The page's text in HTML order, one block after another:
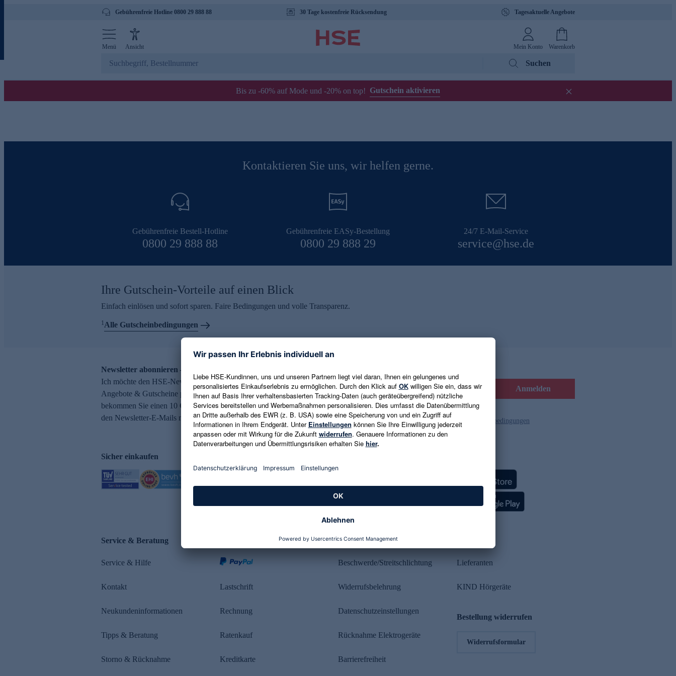
Gebührenfreie Hotline 0800 29 888 88 30 Tage kostenfreie Rücksendung Tagesaktuelle Angebote
Menü Ansicht Mein Konto Warenkorb
Suchen
Bis zu -60% auf Mode und -20% on top! Gutschein aktivieren
Kontaktieren Sie uns, wir helfen gerne.
Gebührenfreie Bestell-Hotline
0800 29 888 88
Gebührenfreie EASy-Bestellung
0800 29 888 29
24/7 E-Mail-Service
service@hse.de
Ihre Gutschein-Vorteile auf einen Blick
Einfach einlösen und sofort sparen. Faire Bedingungen und volle Transparenz.
1Alle Gutscheinbedingungen
Newsletter abonnieren – 10 € Gutschein erhalten
Ich möchte den HSE-Newsletter abonnieren und aktuelle Trends,
Angebote & Gutscheine per E-Mail erhalten. Als Dankeschön
bekommen Sie einen 10 € Gutschein. Eine Abmeldung ist jederzeit in
den Newsletter-E-Mails möglich.
E-Mail-Adresse eingeben Anmelden
Es gelten die Datenschutzrichtlinien und die Gutscheinbedingungen
Sicher einkaufen
Service & Beratung
Service & Hilfe
Kontakt
Neukundeninformationen
Tipps & Beratung
Storno & Rücknahme
Lastschrift
Rechnung
Ratenkauf
Kreditkarte
Rechtliches
Beschwerde/Streitschlichtung
Widerrufsbelehrung
Datenschutzeinstellungen
Rücknahme Elektrogeräte
Barrierefreiheit
Lieferanten
KIND Hörgeräte
Bestellung widerrufen
Widerrufsformular